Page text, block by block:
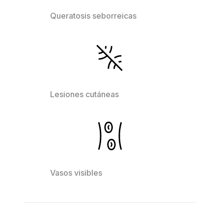
Queratosis seborreicas
Lesiones cutáneas
Vasos visibles